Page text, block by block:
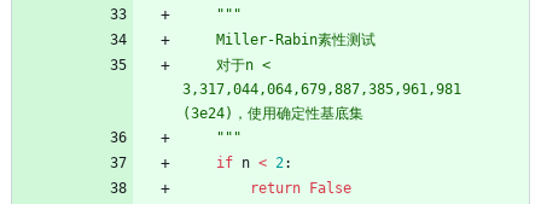
"""
    Miller-Rabin素性测试
3,317,044,064,679,887,385,961,981
(3e24)，使用确定性基底集
"""
if n < 2:
return
False